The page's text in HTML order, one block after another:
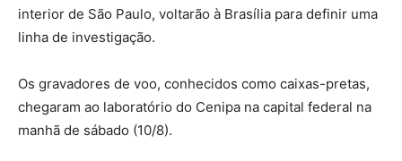
interior de São Paulo, voltarão à Brasília para definir uma
linha de investigação.
Os gravadores de voo, conhecidos como caixas-pretas,
chegaram ao laboratório do Cenipa na capital federal na
manhã de sábado (10/8).